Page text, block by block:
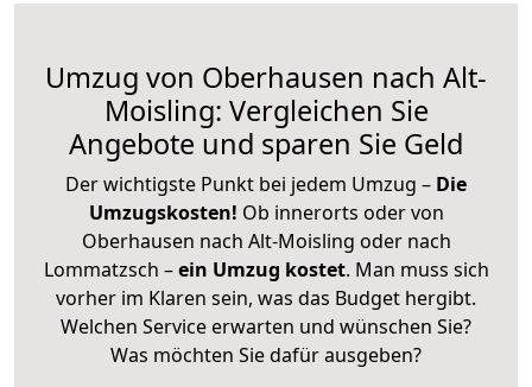
Umzug von Oberhausen nach Alt-
Moisling: Vergleichen Sie
Angebote und sparen Sie Geld
Der wichtigste Punkt bei jedem Umzug – Die
Umzugskosten! Ob innerorts oder von
Oberhausen nach Alt-Moisling oder nach
Lommatzsch –ein Umzug kostet. Man muss sich
vorher im Klaren sein, was das Budget hergibt.
Welchen Service erwarten und wünschen Sie?
Was möchten Sie dafür ausgeben?